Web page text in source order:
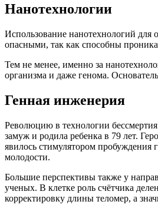
Нанотехнологии
Использование нанотехнологий для
опасными, так как способны
Тем не менее, именно за
организма и даже генома.
Генная инженерия
Революцию в технологии
замуж и родила ребенка в 79 лет.
явилось стимулятором пробуждения
молодости.
Большие перспективы также у
ученых. В клетке роль счётчика
корректировку длины теломер, а